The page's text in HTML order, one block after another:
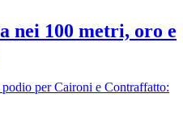
nei 100 metri, oro e
per Caironi e Contraffatto: